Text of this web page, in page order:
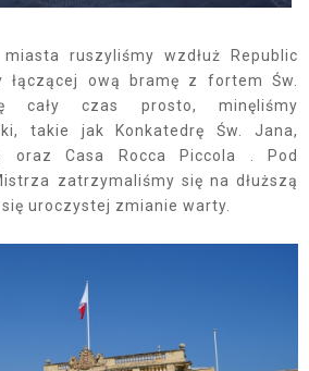
ruszyliśmy wzdłuż Republic
łączącej ową bramę z fortem Św.
cały czas prosto, minęliśmy
takie jak Konkatedrę Św. Jana,
oraz Casa Rocca Piccola . Pod
zatrzymaliśmy się na dłuższą
uroczystej zmianie warty.